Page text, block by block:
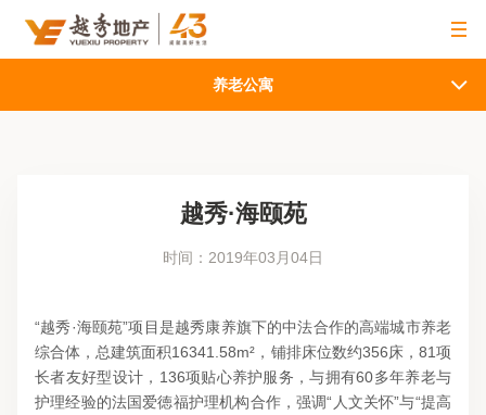
养老公寓
越秀·海颐苑
时间：2019年03月04日
“越秀·海颐苑”项目是越秀康养旗下的中法合作的高端城市养老
综合体，总建筑面积16341.58m²，铺排床位数约356床，81项
长者友好型设计，136项贴心养护服务，与拥有60多年养老与
护理经验的法国爱徳福护理机构合作，强调“人文关怀”与“提高